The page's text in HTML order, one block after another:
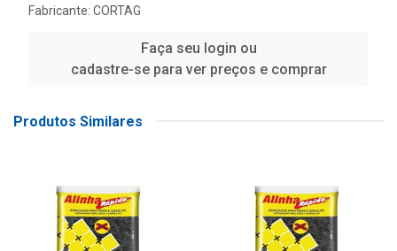
Fabricante: CORTAG
Faça seu login ou
cadastre-se para ver preços e comprar
Produtos Similares